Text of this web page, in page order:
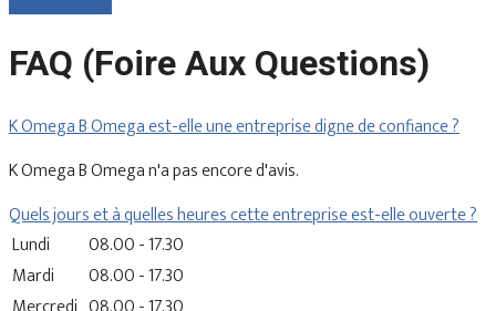
FAQ (Foire Aux Questions)
K Omega B Omega est-elle une entreprise digne de confiance ?
K Omega B Omega n'a pas encore d'avis.
Quels jours et à quelles heures cette entreprise est-elle ouverte ?
Lundi
08.00 - 17.30
Mardi
08.00 - 17.30